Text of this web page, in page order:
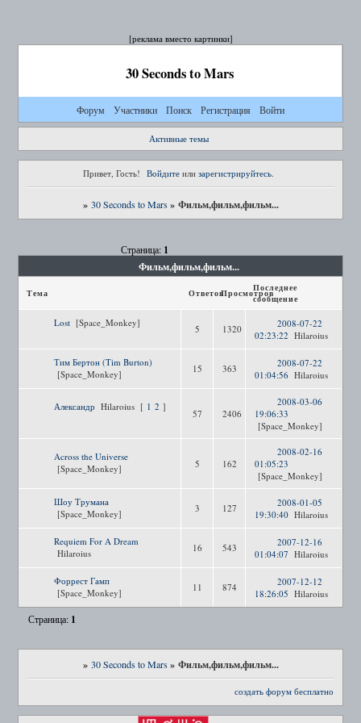
[реклама вместо картинки]
30 Seconds to Mars
Форум Участники Поиск Регистрация Войти
Активные темы
Привет, Гость! Войдите или зарегистрируйтесь.
» 30 Seconds to Mars » Фильм,фильм,фильм...
Фильм,фильм,фильм...
Страница: 1
Тема ОтветовПросмотровПоследнее
сообщение
Lost [Space_Monkey]
5 1320
2008-07-22
02:23:22 Hilaroius
Тим Бертон (Tim Burton)
[Space_Monkey]
15 363
2008-07-22
01:04:56 Hilaroius
Александр Hilaroius [ 1 2 ]
57 2406
2008-03-06
19:06:33
[Space_Monkey]
Across the Universe
[Space_Monkey]
5 162
2008-02-16
01:05:23
[Space_Monkey]
Шоу Трумана
[Space_Monkey]
3 127
2008-01-05
19:30:40 Hilaroius
Requiem For A Dream
Hilaroius
16 543
2007-12-16
01:04:07 Hilaroius
Форрест Гамп
[Space_Monkey]
11 874
2007-12-12
18:26:05 Hilaroius
Страница: 1
» 30 Seconds to Mars » Фильм,фильм,фильм...
создать форум бесплатно